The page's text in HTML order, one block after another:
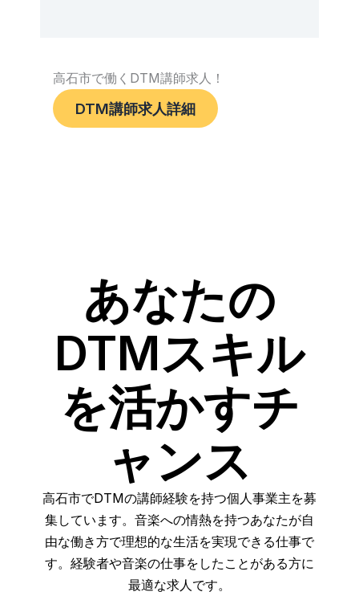
高石市で働くDTM講師求人！
DTM講師求人詳細
あなたの
DTMスキル
を活かすチ
ャンス
高石市でDTMの講師経験を持つ個人事業主を募
集しています。音楽への情熱を持つあなたが自
由な働き方で理想的な生活を実現できる仕事で
す。経験者や音楽の仕事をしたことがある方に
最適な求人です。